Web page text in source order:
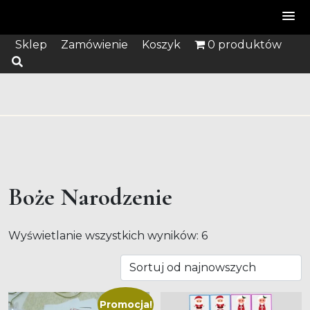
Skip
content
Sklep Zamówienie Koszyk 0 produktów
Boże Narodzenie
Wyświetlanie wszystkich wyników: 6Posortowane
najnowszych
Promocja!